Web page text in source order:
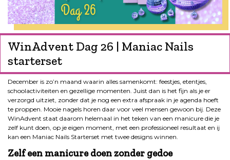
WinAdvent Dag 26 | Maniac Nails
starterset
December is zo’n maand waarin alles samenkomt: feestjes, etentjes,
schoolactiviteiten en gezellige momenten. Juist dan is het fijn als je er
verzorgd uitziet, zonder dat je nog een extra afspraak in je agenda hoeft
te proppen. Mooie nagels horen daar voor veel mensen gewoon bij. Deze
WinAdvent staat daarom helemaal in het teken van een manicure die je
zelf kunt doen, op je eigen moment, met een professioneel resultaat en ij
kan een Maniac Nails Starterset met twee designs winnen.
Zelf een manicure doen zonder gedoe